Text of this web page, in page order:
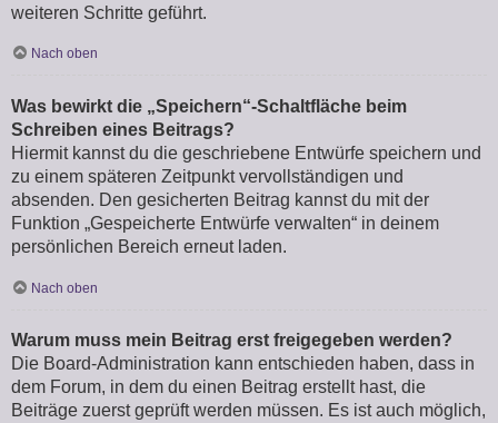
weiteren Schritte geführt.
Nach oben
Was bewirkt die „Speichern“-Schaltfläche beim
Schreiben eines Beitrags?
Hiermit kannst du die geschriebene Entwürfe speichern und
zu einem späteren Zeitpunkt vervollständigen und
absenden. Den gesicherten Beitrag kannst du mit der
Funktion „Gespeicherte Entwürfe verwalten“ in deinem
persönlichen Bereich erneut laden.
Nach oben
Warum muss mein Beitrag erst freigegeben werden?
Die Board-Administration kann entschieden haben, dass in
dem Forum, in dem du einen Beitrag erstellt hast, die
Beiträge zuerst geprüft werden müssen. Es ist auch möglich,